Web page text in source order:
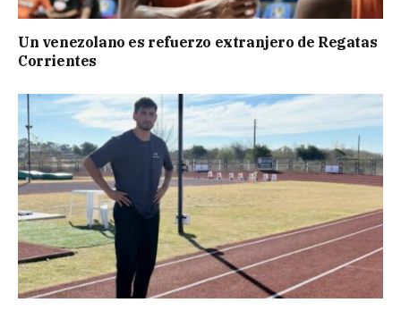
Un venezolano es refuerzo extranjero de Regatas
Corrientes